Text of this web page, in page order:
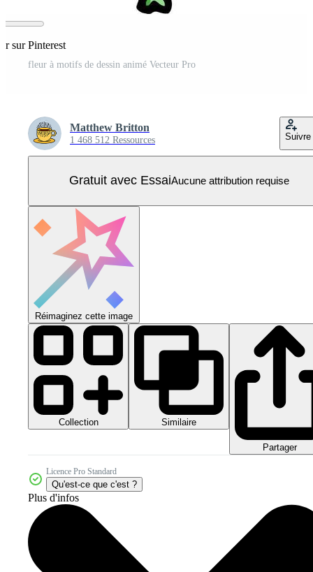
sur Pinterest
fleur à motifs de dessin animé Vecteur Pro
Matthew Britton
1 468 512 Ressources Suivre
Gratuit avec EssaiAucune attribution requise
Réimaginez cette image
Collection Similaire
Partager
Licence Pro Standard
Qu'est-ce que c'est ?
Plus d'infos